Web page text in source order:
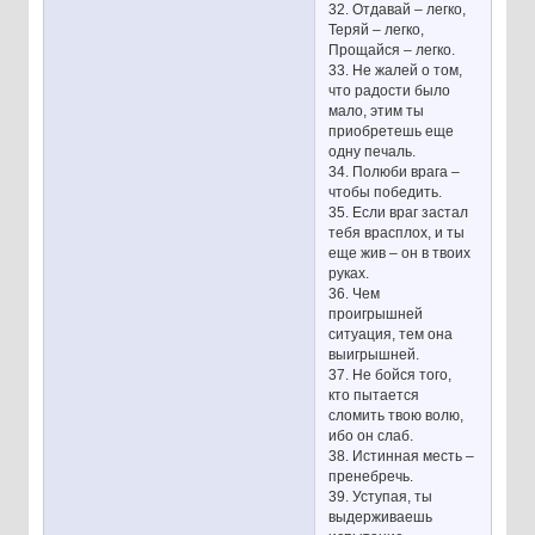
32. Отдавай – легко,
Теряй – легко,
Прощайся – легко.
33. Не жалей о том,
что радости было
мало, этим ты
приобретешь еще
одну печаль.
34. Полюби врага –
чтобы победить.
35. Если враг застал
тебя врасплох, и ты
еще жив – он в твоих
руках.
36. Чем
проигрышней
ситуация, тем она
выигрышней.
37. Не бойся того,
кто пытается
сломить твою волю,
ибо он слаб.
38. Истинная месть –
пренебречь.
39. Уступая, ты
выдерживаешь